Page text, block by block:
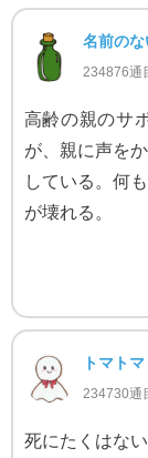
名前のな
234876通
高齢の親のサ
が、親に声を
している。何
が壊れる。
トマトマ
234730通
死にたくはな